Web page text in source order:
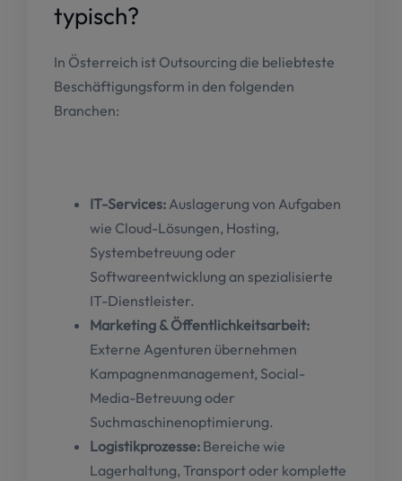
typisch?
In Österreich ist Outsourcing die beliebteste
Beschäftigungsform in den folgenden
Branchen:
IT-Services: Auslagerung von Aufgaben
wie Cloud-Lösungen, Hosting,
Systembetreuung oder
Softwareentwicklung an spezialisierte
IT-Dienstleister.
Marketing & Öffentlichkeitsarbeit:
Externe Agenturen übernehmen
Kampagnenmanagement, Social-
Media-Betreuung oder
Suchmaschinenoptimierung.
Logistikprozesse: Bereiche wie
Lagerhaltung, Transport oder komplette